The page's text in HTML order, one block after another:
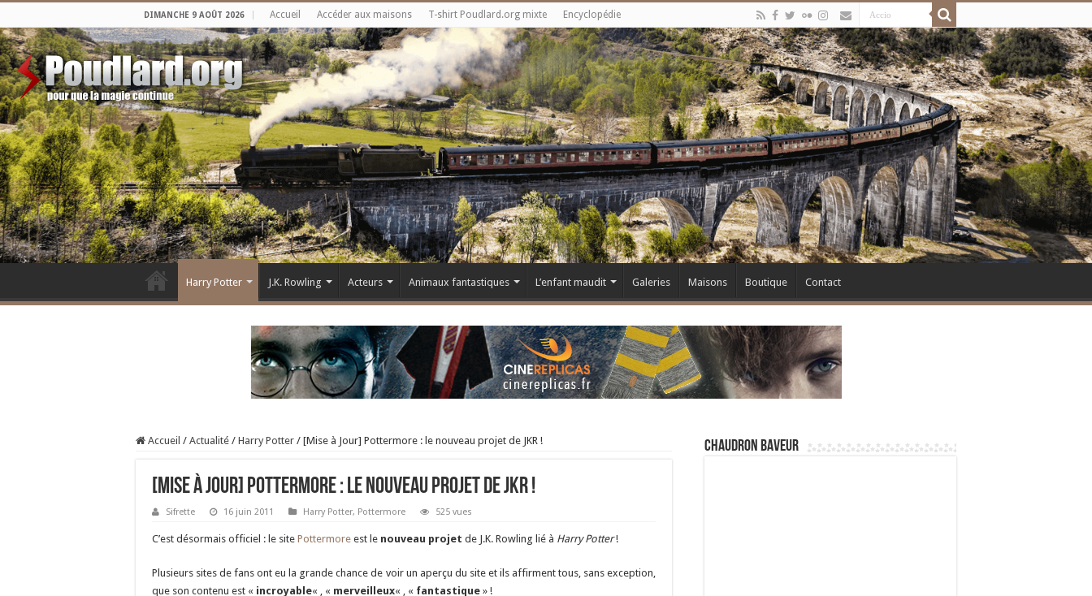
DIMANCHE 9 AOÛT 2026 Accueil Accéder aux maisons T-shirt Poudlard.org mixte Encyclopédie
Harry Potter J.K. Rowling Acteurs Animaux fantastiques L’enfant maudit Galeries Maisons Boutique Contact
Accueil / Actualité / Harry Potter / [Mise à Jour] Pottermore : le nouveau projet de JKR !
[Mise à Jour] Pottermore : le nouveau projet de JKR !
Sifrette 16 juin 2011 Harry Potter, Pottermore 525 vues
C’est désormais officiel : le site Pottermore est le nouveau projet de J.K. Rowling lié à Harry Potter!
Plusieurs sites de fans ont eu la grande chance de voir un aperçu du site et ils affirment tous, sans exception,
que son contenu est « incroyable« , « merveilleux« , « fantastique » !
Chaudron Baveur